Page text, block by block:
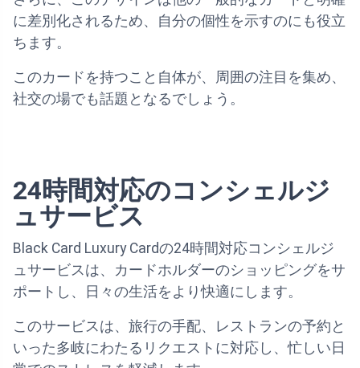
に差別化されるため、自分の個性を示すのにも役立
ちます。
このカードを持つこと自体が、周囲の注目を集め、
社交の場でも話題となるでしょう。
24時間対応のコンシェルジ
ュサービス
Black Card Luxury Cardの24時間対応コンシェルジ
ュサービスは、カードホルダーのショッピングをサ
ポートし、日々の生活をより快適にします。
このサービスは、旅行の手配、レストランの予約と
いった多岐にわたるリクエストに対応し、忙しい日